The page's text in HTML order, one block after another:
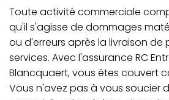
Toute activité commerciale
qu'il s'agisse de dommages
ou d'erreurs après la livraison de
services. Avec l'assurance RC
Blancquaert, vous êtes couvert
Vous n'avez pas à vous soucier